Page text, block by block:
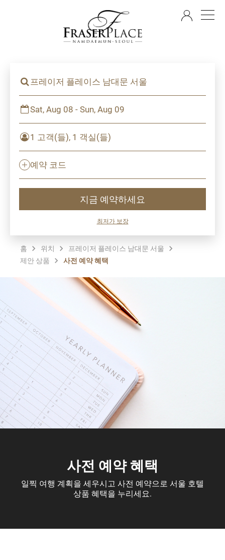
프레이저 플레이스 남대문 서울
Sat, Aug 08 - Sun, Aug 09
1 고객(들), 1 객실(들)
예약 코드
지금 예약하세요
최저가 보장
홈 위치
프레이저 플레이스 남대문 서울
제안 상품
사전 예약 혜택
사전 예약 혜택
일찍 여행 계획을 세우시고 사전 예약으로 서울 호텔
상품 혜택을 누리세요.